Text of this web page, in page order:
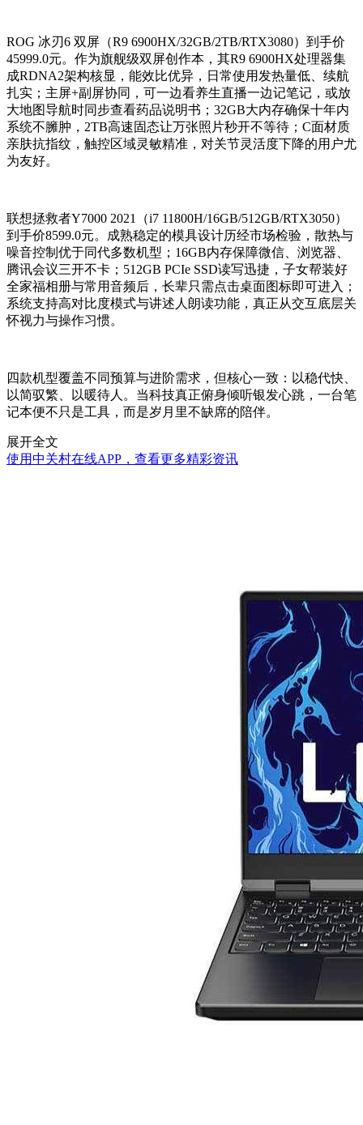
ROG 冰刃6 双屏（R9 6900HX/32GB/2TB/RTX3080）到手价
45999.0元。作为旗舰级双屏创作本，其R9 6900HX处理器集
成RDNA2架构核显，能效比优异，日常使用发热量低、续航
扎实；主屏+副屏协同，可一边看养生直播一边记笔记，或放
大地图导航时同步查看药品说明书；32GB大内存确保十年内
系统不臃肿，2TB高速固态让万张照片秒开不等待；C面材质
亲肤抗指纹，触控区域灵敏精准，对关节灵活度下降的用户尤
为友好。
联想拯救者Y7000 2021（i7 11800H/16GB/512GB/RTX3050）
到手价8599.0元。成熟稳定的模具设计历经市场检验，散热与
噪音控制优于同代多数机型；16GB内存保障微信、浏览器、
腾讯会议三开不卡；512GB PCIe SSD读写迅捷，子女帮装好
全家福相册与常用音频后，长辈只需点击桌面图标即可进入；
系统支持高对比度模式与讲述人朗读功能，真正从交互底层关
怀视力与操作习惯。
四款机型覆盖不同预算与进阶需求，但核心一致：以稳代快、
以简驭繁、以暖待人。当科技真正俯身倾听银发心跳，一台笔
记本便不只是工具，而是岁月里不缺席的陪伴。
展开全文
使用中关村在线APP，查看更多精彩资讯